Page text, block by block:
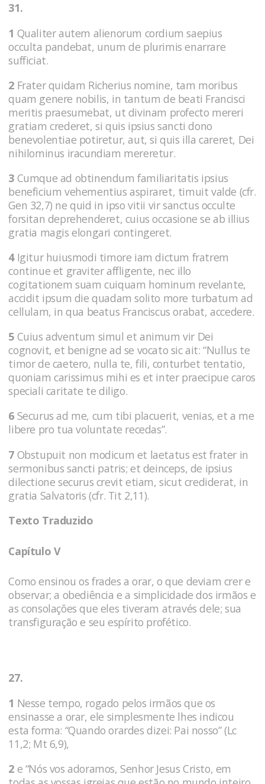
31.
1 Qualiter autem alienorum cordium saepius
occulta pandebat, unum de plurimis enarrare
sufficiat.
2 Frater quidam Richerius nomine, tam moribus
quam genere nobilis, in tantum de beati Francisci
meritis praesumebat, ut divinam profecto mereri
gratiam crederet, si quis ipsius sancti dono
benevolentiae potiretur, aut, si quis illa careret, Dei
nihilominus iracundiam mereretur.
3 Cumque ad obtinendum familiaritatis ipsius
beneficium vehementius aspiraret, timuit valde (cfr.
Gen 32,7) ne quid in ipso vitii vir sanctus occulte
forsitan deprehenderet, cuius occasione se ab illius
gratia magis elongari contingeret.
4Igitur huiusmodi timore iam dictum fratrem
continue et graviter affligente, nec illo
cogitationem suam cuiquam hominum revelante,
accidit ipsum die quadam solito more turbatum ad
cellulam, in qua beatus Franciscus orabat, accedere.
5 Cuius adventum simul et animum vir Dei
cognovit, et benigne ad se vocato sic ait: “Nullus te
timor de caetero, nulla te, fili, conturbet tentatio,
quoniam carissimus mihi es et inter praecipue caros
speciali caritate te diligo.
6 Securus ad me, cum tibi placuerit, venias, et a me
libere pro tua voluntate recedas”.
7 Obstupuit non modicum et laetatus est frater in
sermonibus sancti patris; et deinceps, de ipsius
dilectione securus crevit etiam, sicut crediderat, in
gratia Salvatoris (cfr. Tit 2,11).
Texto Traduzido
Capítulo V
Como ensinou os frades a orar, o que deviam crer e
observar; a obediência e a simplicidade dos irmãos e
as consolações que eles tiveram através dele; sua
transfiguração e seu espírito profético.
27.
1 Nesse tempo, rogado pelos irmãos que os
ensinasse a orar, ele simplesmente lhes indicou
esta forma: “Quando orardes dizei: Pai nosso” (Lc
11,2; Mt 6,9),
2 e “Nós vos adoramos, Senhor Jesus Cristo, em